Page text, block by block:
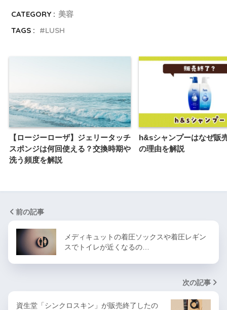
CATEGORY : 美容
TAGS :
LUSH
【ロージーローザ】ジェリータッチ
スポンジは何回使える？交換時期や
洗う頻度を解説
h&sシャンプーはなぜ販
の理由を解説
前の記事
メディキュットの着圧ソックスや着圧レギン
スでトイレが近くなるの…
次の記事
資生堂「シンクロスキン」が販売終了したの